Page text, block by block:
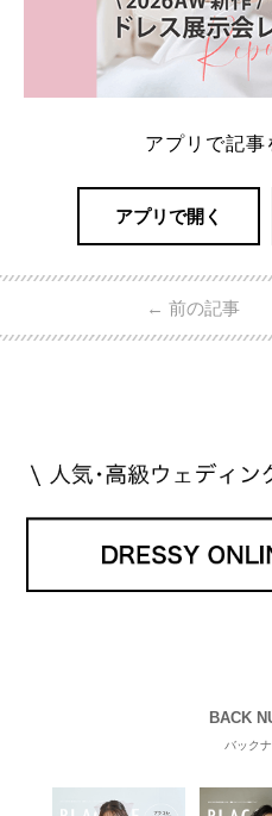
アプリで記事
アプリで開く
← 前の記事
BACK
バック